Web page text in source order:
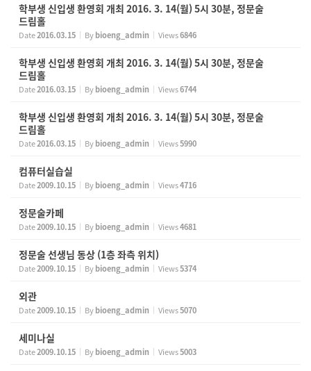
학부생 신입생 환영회 개최 2016. 3. 14(월) 5시 30분, 정문술
드림홀
Date2016.03.15 Bybioeng_admin Views6846
학부생 신입생 환영회 개최 2016. 3. 14(월) 5시 30분, 정문술
드림홀
Date2016.03.15 Bybioeng_admin Views6744
학부생 신입생 환영회 개최 2016. 3. 14(월) 5시 30분, 정문술
드림홀
Date2016.03.15 Bybioeng_admin Views5990
컴퓨터실습실
Date2009.10.15 Bybioeng_admin Views4716
정문술카페
Date2009.10.15 Bybioeng_admin Views4681
정문술 선생님 동상 (1층 좌측 위치)
Date2009.10.15 Bybioeng_admin Views5374
외관
Date2009.10.15 Bybioeng_admin Views5070
세미나실
Date2009.10.15 Bybioeng_admin Views5003